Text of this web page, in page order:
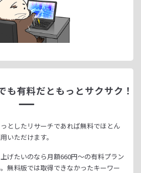
も有料だともっとサクサク！
としたリサーチであれば無料でほとん
いただけます。
げたいのなら月額660円～の有料プラン
無料版では取得できなかったキーワー